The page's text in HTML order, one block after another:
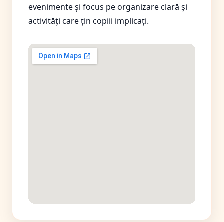
evenimente și focus pe organizare clară și
activități care țin copiii implicați.